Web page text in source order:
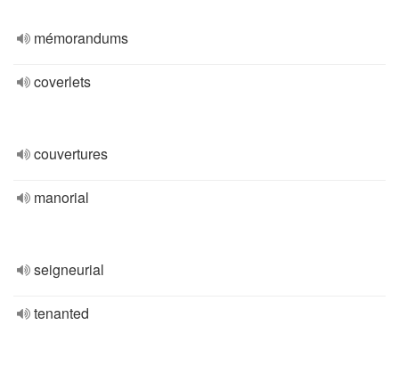
mémorandums
coverlets
couvertures
manorial
seigneurial
tenanted